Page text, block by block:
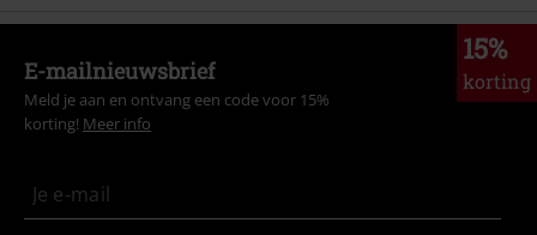
15%
korting
E-mailnieuwsbrief
Meld je aan en ontvang een code voor 15%
korting! Meer info